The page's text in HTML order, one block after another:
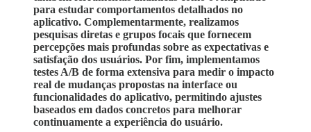
para estudar comportamentos detalhados no
aplicativo. Complementarmente, realizamos
pesquisas diretas e grupos focais que fornecem
percepções mais profundas sobre as expectativas e
satisfação dos usuários. Por fim, implementamos
testes A/B de forma extensiva para medir o impacto
real de mudanças propostas na interface ou
funcionalidades do aplicativo, permitindo ajustes
baseados em dados concretos para melhorar
continuamente a experiência do usuário.